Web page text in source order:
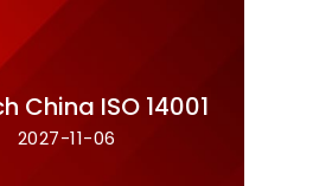
China ISO 14001
2027-11-06